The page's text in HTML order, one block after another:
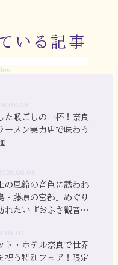
いる記事
た喉ごしの一杯！奈良
ーメン実力店で味わう
の風鈴の音色に誘われ
・藤原の宮都」めぐり
れたい『おふさ観音』
ト・ホテル奈良で世界
祝う特別フェア！限定